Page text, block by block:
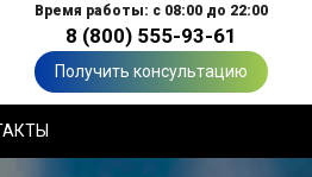
Время работы: с 08:00 до 22:00
8 (800) 555-93-61
Получить консультацию